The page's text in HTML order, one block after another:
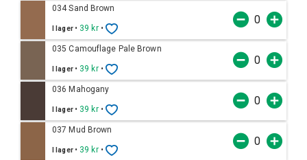
034 Sand Brown
I lager • 39 kr •
035 Camouflage Pale Brown
I lager • 39 kr •
036 Mahogany
I lager • 39 kr •
037 Mud Brown
I lager • 39 kr •